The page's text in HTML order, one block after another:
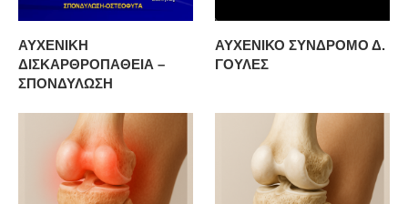
ΑΥΧΕΝΙΚΗ
ΔΙΣΚΑΡΘΡΟΠΑΘΕΙΑ –
ΣΠΟΝΔΥΛΩΣΗ
ΑΥΧΕΝΙΚΟ ΣΥΝΔΡΟΜΟ Δ.
ΓΟΥΛΕΣ